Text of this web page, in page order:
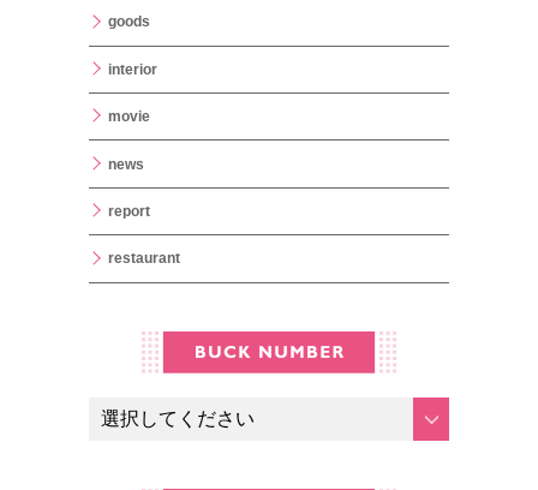
goods
interior
movie
news
report
restaurant